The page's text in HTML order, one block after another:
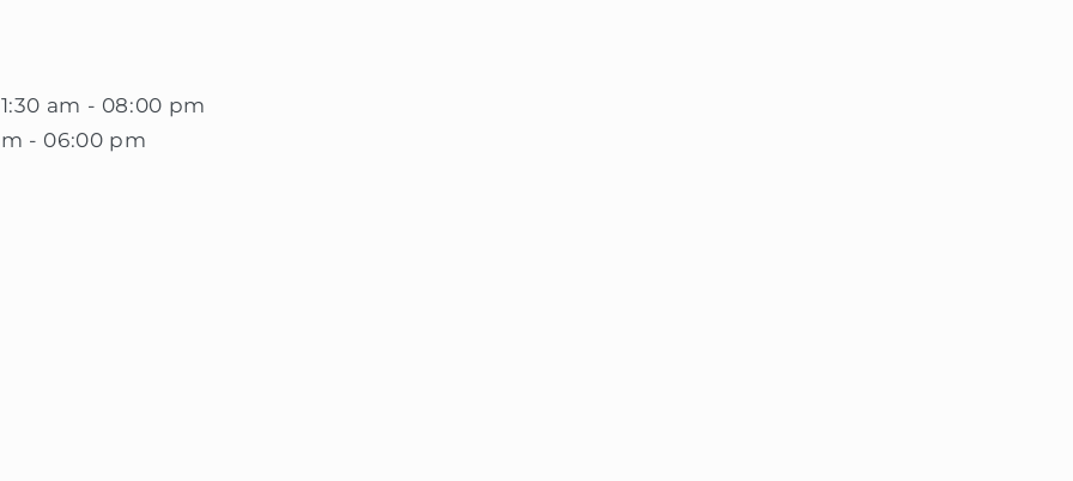
am - 08:00 pm
- 06:00 pm